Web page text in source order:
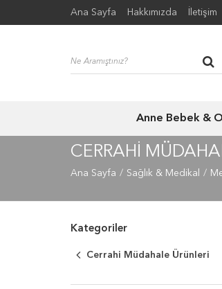
Ana Sayfa Hakkımızda İletişim
Anne Bebek &
CERRAHI
Ana Sayfa Sağlık & Medikal
Kategoriler
Cerrahi Müdahale Ürünleri